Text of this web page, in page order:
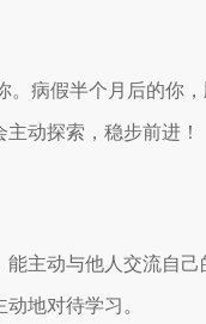
病假半个月后的你
动探索，稳步前进！
主动与他人交流自己
地对待学习。